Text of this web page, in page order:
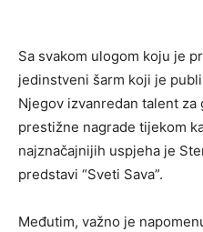
Sa svakom ulogom koju je
jedinstveni šarm koji je
Njegov izvanredan talent
prestižne nagrade tijekom
najznačajnijih uspjeha je
predstavi “Sveti Sava”.
Međutim, važno je